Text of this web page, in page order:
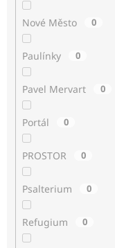
Nové Město 0
Paulínky 0
Pavel Mervart 0
Portál 0
PROSTOR 0
Psalterium 0
Refugium 0